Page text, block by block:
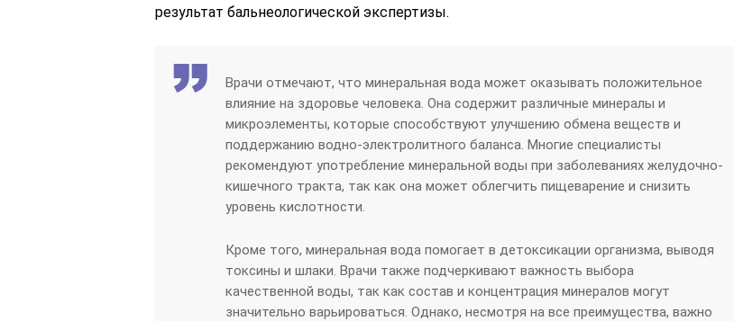
результат бальнеологической экспертизы.
Врачи отмечают, что минеральная вода может оказывать положительное
влияние на здоровье человека. Она содержит различные минералы и
микроэлементы, которые способствуют улучшению обмена веществ и
поддержанию водно-электролитного баланса. Многие специалисты
рекомендуют употребление минеральной воды при заболеваниях желудочно-
кишечного тракта, так как она может облегчить пищеварение и снизить
уровень кислотности.
Кроме того, минеральная вода помогает в детоксикации организма, выводя
токсины и шлаки. Врачи также подчеркивают важность выбора
качественной воды, так как состав и концентрация минералов могут
значительно варьироваться. Однако, несмотря на все преимущества, важно